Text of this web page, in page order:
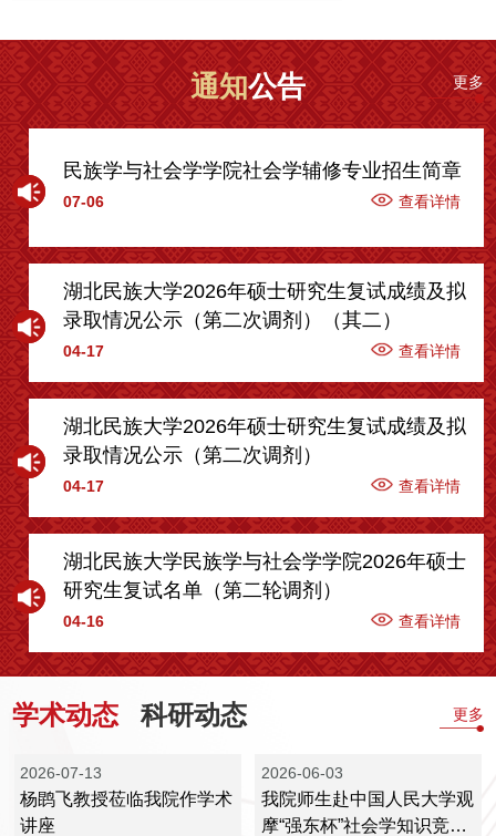
通知公告 更多
民族学与社会学学院社会学辅修专业招生简章
07-06 查看详情
湖北民族大学2026年硕士研究生复试成绩及拟
录取情况公示（第二次调剂）（其二）
04-17 查看详情
湖北民族大学2026年硕士研究生复试成绩及拟
录取情况公示（第二次调剂）
04-17 查看详情
湖北民族大学民族学与社会学学院2026年硕士
研究生复试名单（第二轮调剂）
04-16 查看详情
学术动态 科研动态 更多
2026-07-13
杨鹍飞教授莅临我院作学术
讲座
2026-06-03
我院师生赴中国人民大学观
摩“强东杯”社会学知识竞赛